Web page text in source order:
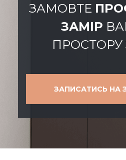
ЗАМОВТЕ
ЗАМІР
ПРОСТОРУ
ЗАПИСАТИСЬ НА